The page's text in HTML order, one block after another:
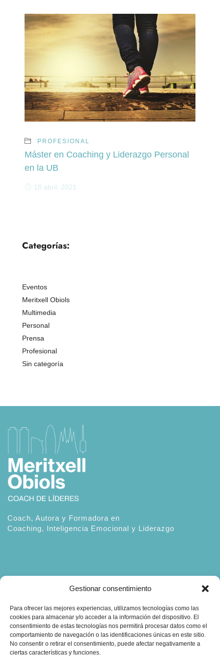
Gestionar consentimiento
Para ofrecer las mejores experiencias, utilizamos tecnologías como las
cookies para almacenar y/o acceder a la información del dispositivo. El
consentimiento de estas tecnologías nos permitirá procesar datos como el
comportamiento de navegación o las identificaciones únicas en este sitio.
No consentir o retirar el consentimiento, puede afectar negativamente a
ciertas características y funciones.
PROFESIONAL
Máster en Coaching y Liderazgo Personal
en la UB
18 abril, 2021
Categorías:
Eventos
Meritxell Obiols
Multimedia
Personal
Prensa
Profesional
Sin categoría
Coach, Autora y Formadora en
Coaching, Inteligencia Emocional y Liderazgo
obiols@coachingbcn.com
+34 610 45 16 19